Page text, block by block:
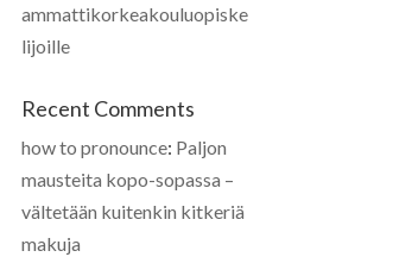
ammattikorkeakouluopiske
lijoille
Recent Comments
how to pronounce: Paljon
mausteita kopo-sopassa –
vältetään kuitenkin kitkeriä
makuja